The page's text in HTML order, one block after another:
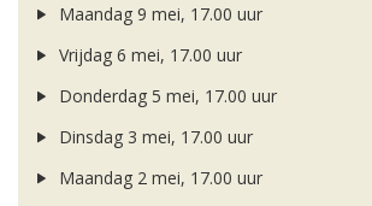
Maandag 9 mei, 17.00 uur
Vrijdag 6 mei, 17.00 uur
Donderdag 5 mei, 17.00 uur
Dinsdag 3 mei, 17.00 uur
Maandag 2 mei, 17.00 uur